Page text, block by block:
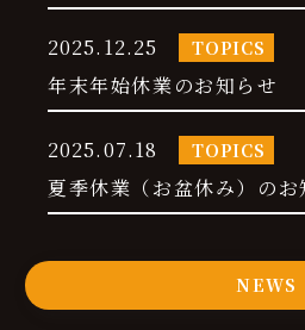
2025.12.25 TOPICS
年末年始休業のお知らせ
2025.07.18 TOPICS
夏季休業（お盆休み）のお
NEWS